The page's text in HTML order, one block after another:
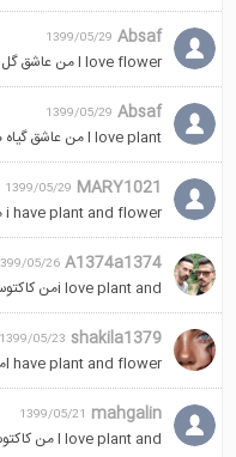
Absaf
1399/05/29
I love flower من عاشق گل هستم
Absaf
1399/05/29
I love plant من عاشق گیاه هستم
MARY1021
1399/05/29
i have plant and flower من کاکتوس دوست دارم
A1374a1374
05/26
i love plant andمن کاکتوس دوست دارم
shakila1379
1399/05/23
I have plant and flowerمن کاکتوس دوستدارم
mahgalin
1399/05/21
I love plant and من کاکتوس دوست دارم